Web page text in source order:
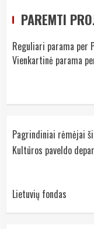
PAREMTI
Reguliari parama per
Vienkartinė parama
Pagrindiniai rėmėjai
Kultūros paveldo
Lietuvių fondas